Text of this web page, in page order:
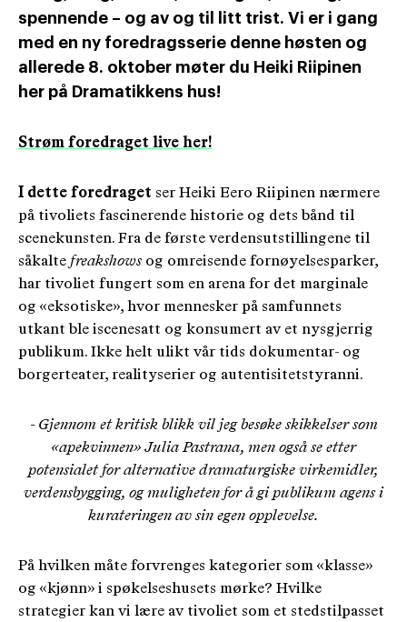
spennende – og av og til litt trist. Vi er i gang
med en ny foredragsserie denne høsten og
allerede 8. oktober møter du Heiki Riipinen
her på Dramatikkens hus!
Strøm foredraget live her!
I dette foredraget ser Heiki Eero Riipinen nærmere
på tivoliets fascinerende historie og dets bånd til
scenekunsten. Fra de første verdensutstillingene til
såkalte freakshowsog omreisende fornøyelsesparker,
har tivoliet fungert som en arena for det marginale
og «eksotiske», hvor mennesker på samfunnets
utkant ble iscenesatt og konsumert av et nysgjerrig
publikum. Ikke helt ulikt vår tids dokumentar- og
borgerteater, realityserier og autentisitetstyranni.
- Gjennom et kritisk blikk vil jeg besøke skikkelser som
«apekvinnen» Julia Pastrana, men også se etter
potensialet for alternative dramaturgiske virkemidler,
verdensbygging, og muligheten for å gi publikum agens i
kurateringen av sin egen opplevelse.
På hvilken måte forvrenges kategorier som «klasse»
og «kjønn» i spøkelseshusets mørke? Hvilke
strategier kan vi lære av tivoliet som et stedstilpasset